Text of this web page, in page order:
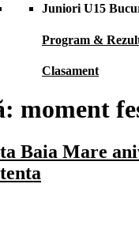
Juniori U15
Program &
Clasament
moment
Baia Mare